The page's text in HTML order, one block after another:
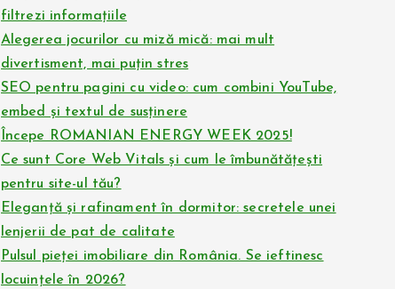
filtrezi informațiile
Alegerea jocurilor cu miză mică: mai mult
divertisment, mai puțin stres
SEO pentru pagini cu video: cum combini YouTube,
embed și textul de susținere
Începe ROMANIAN ENERGY WEEK 2025!
Ce sunt Core Web Vitals și cum le îmbunătățești
pentru site-ul tău?
Eleganță și rafinament în dormitor: secretele unei
lenjerii de pat de calitate
Pulsul pieței imobiliare din România. Se ieftinesc
locuințele în 2026?